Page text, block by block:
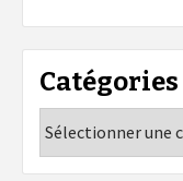
Catégories